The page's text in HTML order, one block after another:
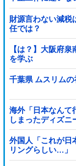
財源言わない減
任では？
【は？】大阪府
を学ぶ
千葉県 ムスリムの
海外「日本なんて
しまったディズニ
態に
外国人「これが日
リングらしい…」